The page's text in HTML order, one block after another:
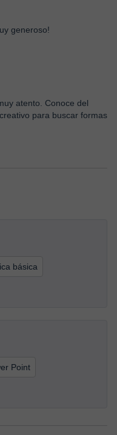
generoso!
atento. Conoce del
para buscar formas
básica
Point